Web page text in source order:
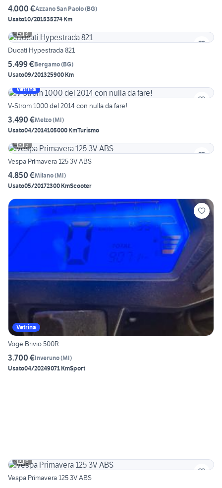
4.000 €Azzano San Paolo(BG)
Usato10/201535274 Km
3
Ducati Hypestrada 821
5.499 €Bergamo(BG)
Usato09/201325900 Km
Vetrina
V-Strom 1000 del 2014 con nulla da fare!
3.490 €Melzo(MI)
Usato04/2014105000 KmTurismo
5
Vespa Primavera 125 3V ABS
4.850 €Milano(MI)
Usato05/20172300 KmScooter
Vetrina
Voge Brivio 500R
3.700 €Inveruno(MI)
Usato04/20249071 KmSport
6
Vespa Primavera 125 3V ABS